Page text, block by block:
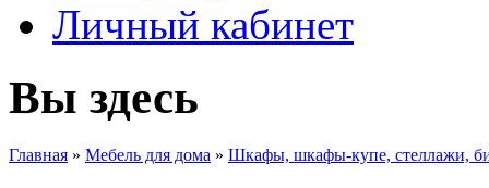
Личный кабинет
Вы здесь
Главная » Мебель для дома » Шкафы, шкафы-купе, стеллажи,